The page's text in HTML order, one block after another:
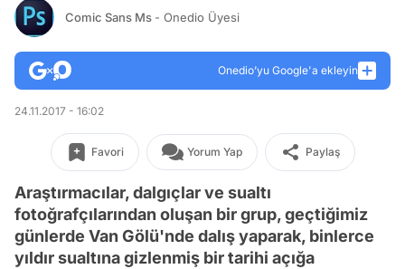
Comic Sans Ms - Onedio Üyesi
Onedio’yu Google'a ekleyin
24.11.2017 - 16:02
Favori Yorum Yap Paylaş
Araştırmacılar, dalgıçlar ve sualtı
fotoğrafçılarından oluşan bir grup, geçtiğimiz
günlerde Van Gölü'nde dalış yaparak, binlerce
yıldır sualtına gizlenmiş bir tarihi açığa